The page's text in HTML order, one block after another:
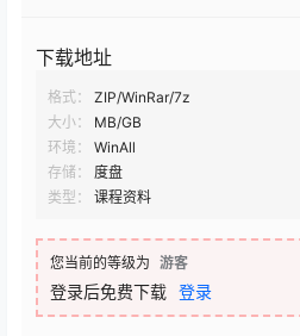
下载地址
格式：
ZIP/WinRar/7z
大小：
MB/GB
环境：
WinAll
存储：
度盘
类型：
课程资料
您当前的等级为 游客
登录后免费下载 登录